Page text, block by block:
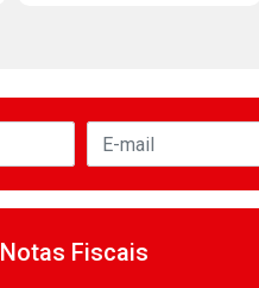
Notas Fiscais